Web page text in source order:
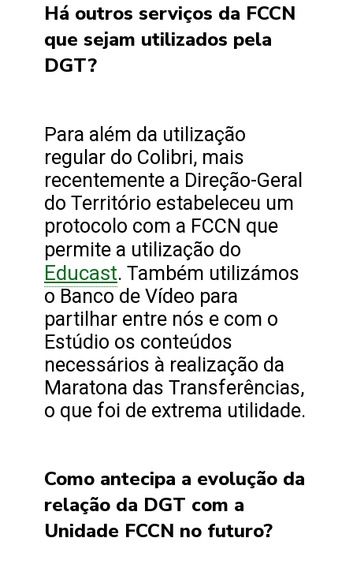
Há outros serviços da FCCN
que sejam utilizados pela
DGT?
Para além da utilização
regular do Colibri, mais
recentemente a Direção-Geral
do Território estabeleceu um
protocolo com a FCCN que
permite a utilização do
Educast. Também utilizámos
o Banco de Vídeo para
partilhar entre nós e com o
Estúdio os conteúdos
necessários à realização da
Maratona das Transferências,
o que foi de extrema utilidade.
Como antecipa a evolução da
relação da DGT com a
Unidade FCCN no futuro?